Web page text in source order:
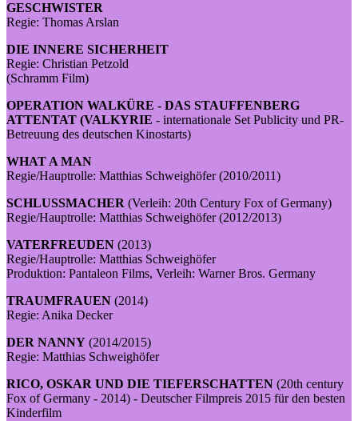
GESCHWISTER
Regie: Thomas Arslan
DIE INNERE SICHERHEIT
Regie: Christian Petzold
(Schramm Film)
OPERATION WALKÜRE - DAS STAUFFENBERG
ATTENTAT (VALKYRIE - internationale Set Publicity und PR-
Betreuung des deutschen Kinostarts)
WHAT A MAN
Regie/Hauptrolle: Matthias Schweighöfer (2010/2011)
SCHLUSSMACHER (Verleih: 20th Century Fox of Germany)
Regie/Hauptrolle: Matthias Schweighöfer (2012/2013)
VATERFREUDEN (2013)
Regie/Hauptrolle: Matthias Schweighöfer
Produktion: Pantaleon Films, Verleih: Warner Bros. Germany
TRAUMFRAUEN (2014)
Regie: Anika Decker
DER NANNY (2014/2015)
Regie: Matthias Schweighöfer
RICO, OSKAR UND DIE TIEFERSCHATTEN (20th century
Fox of Germany - 2014) - Deutscher Filmpreis 2015 für den besten
Kinderfilm